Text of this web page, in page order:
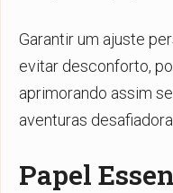
Garantir um ajuste
evitar desconforto,
aprimorando assim
aventuras
Papel